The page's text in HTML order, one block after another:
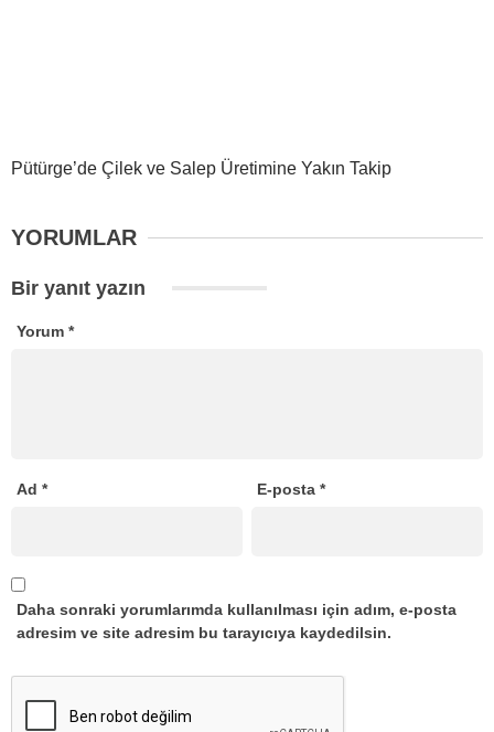
Pütürge’de Çilek ve Salep Üretimine Yakın Takip
YORUMLAR
Bir yanıt yazın
Yorum *
Ad * E-posta*
Daha sonraki yorumlarımda kullanılması için adım, e-posta
adresim ve site adresim bu tarayıcıya kaydedilsin.